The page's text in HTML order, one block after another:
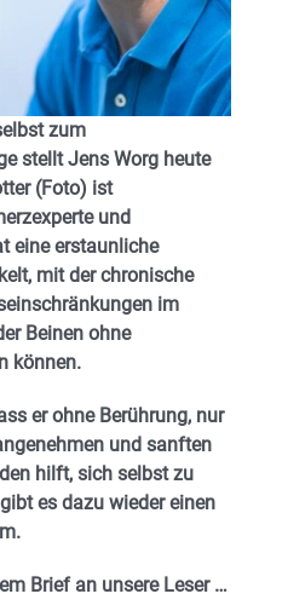
zum
stellt Jens Worg heute
(Foto) ist
und
eine erstaunliche
mit der chronische
im
Beinen ohne
können.
er ohne Berührung, nur
und sanften
hilft, sich selbst zu
es dazu wieder einen
Brief an unsere Leser …